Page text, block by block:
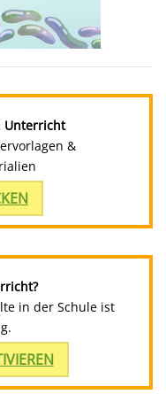
Unterricht
&
in der Schule ist